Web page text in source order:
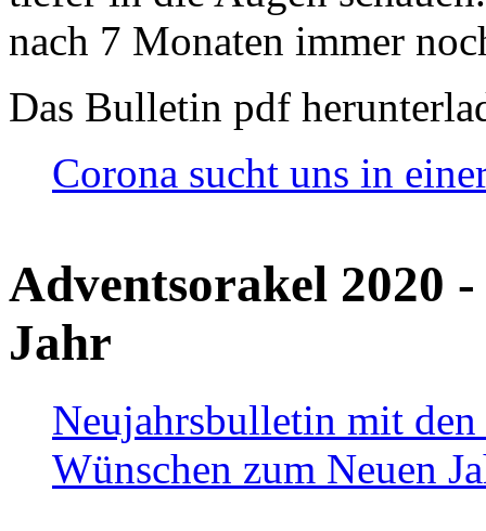
nach 7 Monaten immer
Das Bulletin pdf
Corona sucht uns in
Adventsorakel 2020
Jahr
Neujahrsbulletin mit den
Wünschen zum Neuen